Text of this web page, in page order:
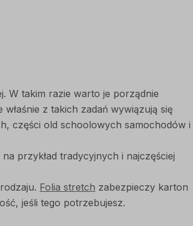
W takim razie warto je porządnie
z takich zadań wywiązują się
części old schoolowych samochodów i
przykład tradycyjnych i najczęściej
Folia stretch zabezpieczy karton
jeśli tego potrzebujesz.